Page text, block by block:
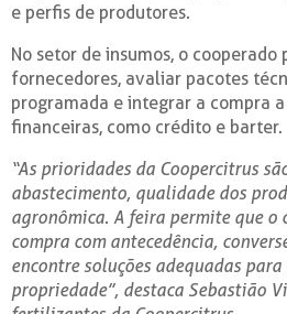
e perfis de produtores.
No setor de insumos, o cooperado
fornecedores, avaliar pacotes
programada e integrar a compra
financeiras, como crédito e barter.
“As prioridades da Coopercitrus
abastecimento, qualidade dos
agronômica. A feira permite que o
compra com antecedência,
encontre soluções adequadas
propriedade”, destaca Sebastião